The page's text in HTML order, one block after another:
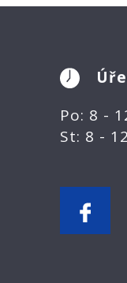
Po: 8 -
St: 8 -